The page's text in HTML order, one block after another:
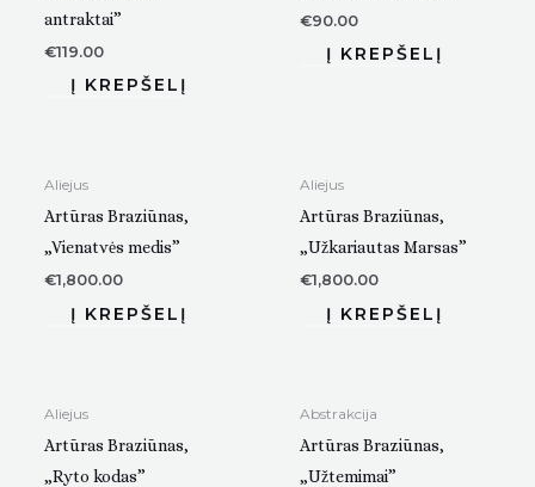
antraktai”
€119.00
€90.00
Aliejus
Artūras Braziūnas,
„Vienatvės medis”
€1,800.00
Aliejus
Artūras Braziūnas,
„Užkariautas Marsas”
€1,800.00
Aliejus
Artūras Braziūnas,
„Ryto kodas”
Abstrakcija
Artūras Braziūnas,
„Užtemimai”